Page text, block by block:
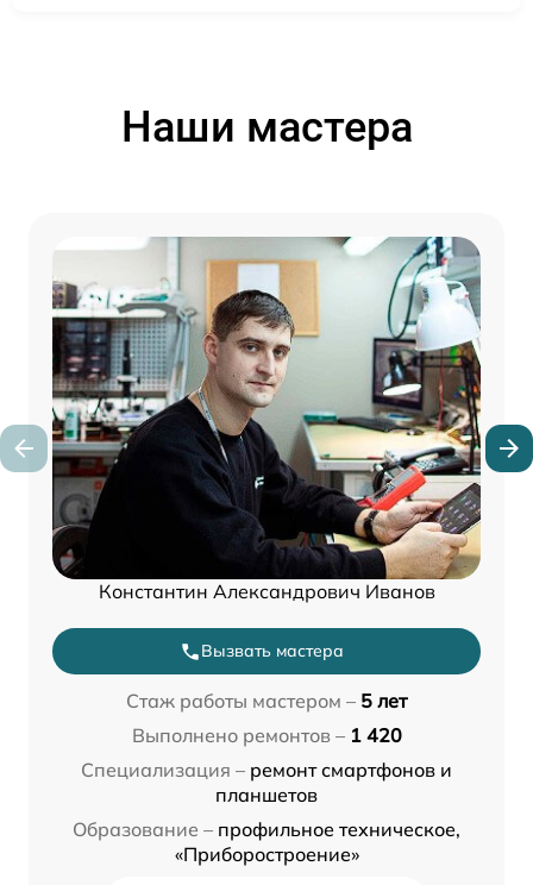
Наши мастера
Константин Александрович Иванов
Вызвать мастера
Стаж работы мастером – 5 лет
Выполнено ремонтов – 1 420
Специализация – ремонт смартфонов и
планшетов
Образование – профильное техническое,
«Приборостроение»